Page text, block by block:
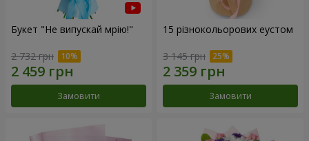
Букет "Не випускай мрію!"
2 732 грн
Замовити
15 різнокольорових еустом
3 145 грн
Замовити